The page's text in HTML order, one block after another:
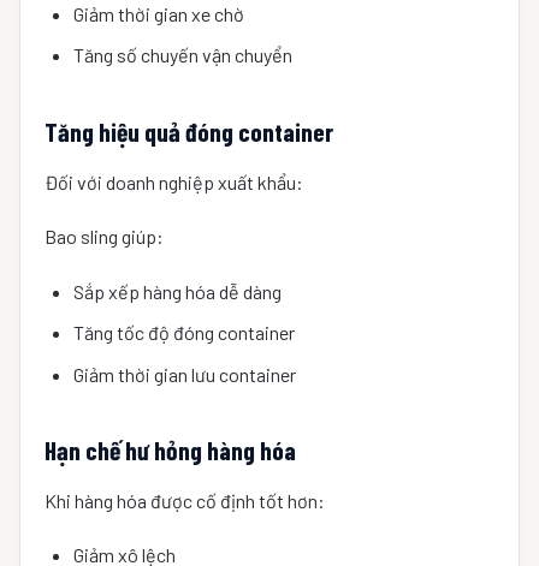
Giảm thời gian xe chờ
Tăng số chuyến vận chuyển
Tăng hiệu quả đóng container
Đối với doanh nghiệp xuất khẩu:
Bao sling giúp:
Sắp xếp hàng hóa dễ dàng
Tăng tốc độ đóng container
Giảm thời gian lưu container
Hạn chế hư hỏng hàng hóa
Khi hàng hóa được cố định tốt hơn:
Giảm xô lệch